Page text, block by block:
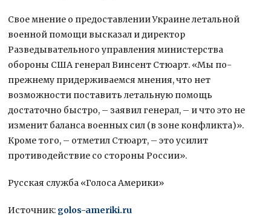
Свое мнение о предоставлении Украине летальной
военной помощи высказал и директор
Разведывательного управления министерства
обороны США генерал Винсент Стюарт. «Мы по-
прежнему придерживаемся мнения, что нет
возможности поставить летальную помощь
достаточно быстро, – заявил генерал, – и что это не
изменит баланса военных сил (в зоне конфликта)».
Кроме того, – отметил Стюарт, – это усилит
противодействие со стороны России».
Русская служба «Голоса Америки»
Источник: golos-ameriki.ru